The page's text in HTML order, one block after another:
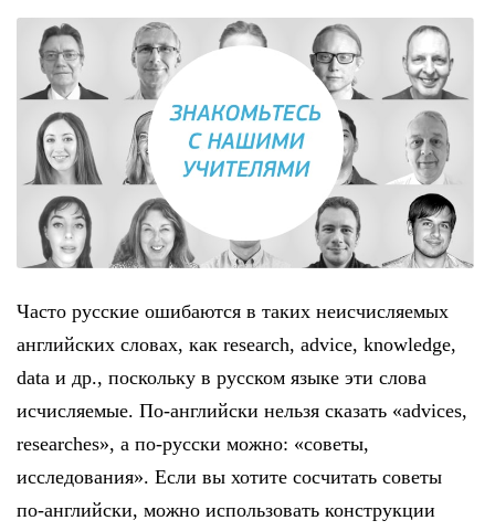
Часто русские ошибаются в таких неисчисляемых
английских словах, как research, advice, knowledge,
data и др., поскольку в русском языке эти слова
исчисляемые. По-английски нельзя сказать «advices,
researches», а по-русски можно: «советы,
исследования». Если вы хотите сосчитать советы
по-английски, можно использовать конструкции